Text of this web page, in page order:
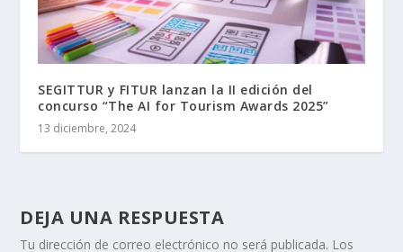
SEGITTUR y FITUR lanzan la II edición del
concurso “The AI for Tourism Awards 2025”
13 diciembre, 2024
DEJA UNA RESPUESTA
Tu dirección de correo electrónico no será publicada. Los